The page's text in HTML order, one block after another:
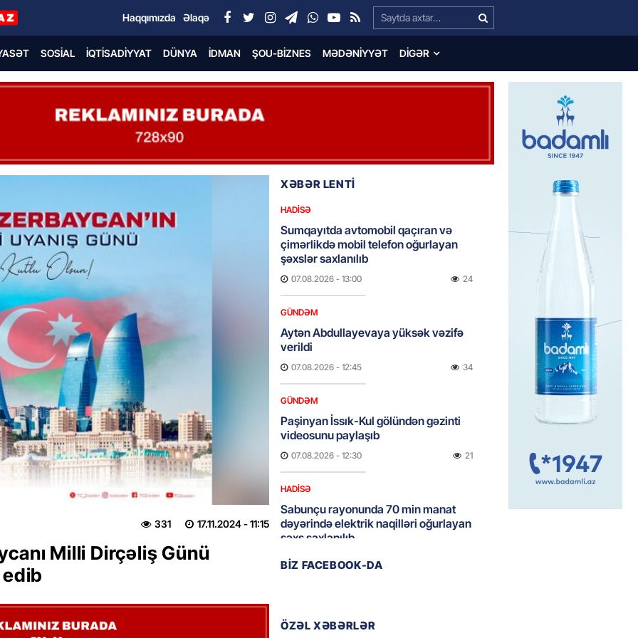
Search…
Haqqımızda Əlaqə
SOSIAL İQTISADIYYAT DÜNYA İDMAN ŞOU-BIZNES MƏDƏNIYYƏT DIGƏR
17.11.2024- 11:15
331
Milli Dirçəliş Günü
XƏBƏR LENTİ
HADISƏ
Sumqayıtda avtomobil qaçıran və
çimərlikdə mobil telefon oğurlayan
şəxslər saxlanılıb
07.08.2026 - 13:00 24
GÜNDƏM
Aytən Abdullayevaya yüksək vəzifə
verildi
07.08.2026 - 12:45 34
GÜNDƏM
Paşinyan İssık-Kul gölündən gəzinti
videosunu paylaşıb
07.08.2026 - 12:30 21
HADISƏ
Sabunçu rayonunda 70 min manat
dəyərində elektrik naqilləri oğurlayan
şəxs saxlanılıb
döyüşündən imtina etdi
BIZ FACEBOOK-DA
ÖZƏL XƏBƏRLƏR